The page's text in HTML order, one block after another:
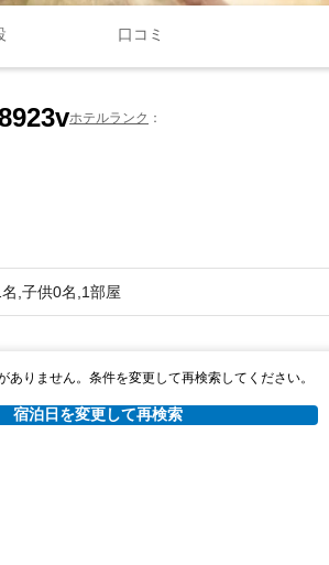
口コミ
ホテルランク
,子供0名,1部屋
ありません。条件を変更して再検索してください。
宿泊日を変更して再検索